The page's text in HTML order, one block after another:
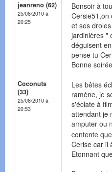
jeanreno (62)
25/08/2010 à
20:25
Bonsoir à
Cersie51,on
et ses
jardinières "
déguisent
pense tu
Bonne
Coconuts
(33)
25/08/2010 à
20:53
Les bêtes
ramène, je
s'éclate à
attendant je
amputer ou
contente
Cerise car il
Etonnant